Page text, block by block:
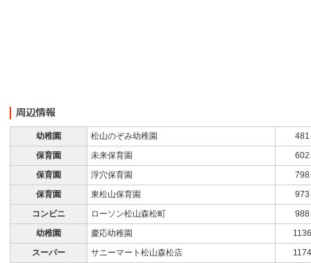
幼稚園 松山のぞみ幼稚園
保育園
未来保育園
保育園
浮穴保育園
保育園
東松山保育園
コンビニ
ローソン松山森松町
幼稚園
慶応幼稚園
スーパー
サニーマート松山森松店